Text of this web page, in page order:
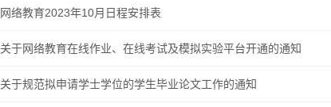
网络教育2023年10月日程安排表
关于网络教育在线作业、在线考试及模拟实验平台开通的通知
关于规范拟申请学士学位的学生毕业论文工作的通知